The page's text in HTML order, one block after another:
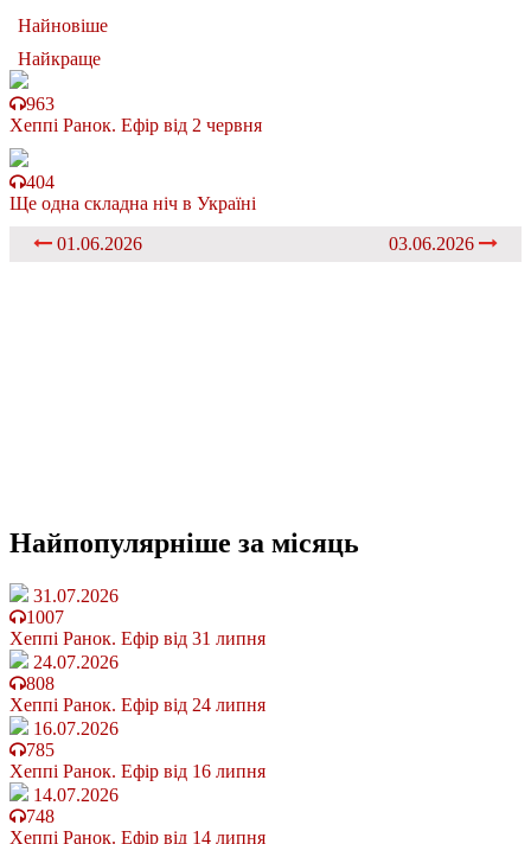
Найновіше
Найкраще
963
Хеппі Ранок. Ефір від 2 червня
404
Ще одна складна ніч в Україні
01.06.2026
03.06.2026
Найпопулярніше за місяць
31.07.2026
1007
Хеппі Ранок. Ефір від 31 липня
24.07.2026
808
Хеппі Ранок. Ефір від 24 липня
16.07.2026
785
Хеппі Ранок. Ефір від 16 липня
14.07.2026
748
Хеппі Ранок. Ефір від 14 липня